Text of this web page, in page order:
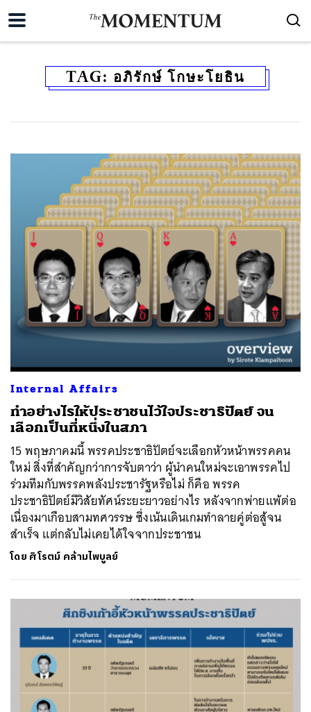
TAG: อภิรักษ์ โกษะโยธิน
Internal Affairs
ทำอย่างไรให้ประชาชนไว้ใจประชาธิปัตย์ จน
เลือกเป็นที่หนึ่งในสภา
15 พฤษภาคมนี้ พรรคประชาธิปัตย์จะเลือกหัวหน้าพรรคคน
ใหม่ สิ่งที่สำคัญกว่าการจับตาว่า ผู้นำคนใหม่จะเอาพรรคไป
ร่วมทีมกับพรรคพลังประชารัฐหรือไม่ ก็คือ พรรค
ประชาธิปัตย์มีวิสัยทัศน์ระยะยาวอย่างไร หลังจากพ่ายแพ้ต่อ
เนื่องมาเกือบสามทศวรรษ ซึ่งเน้นเดินเกมทำลายคู่ต่อสู้จน
สำเร็จ แต่กลับไม่เคยได้ใจจากประชาชน
โดย ศิโรตม์ คล้ามไพบูลย์